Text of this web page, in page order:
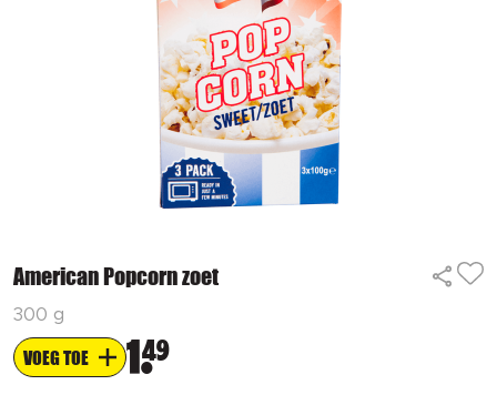
American Popcorn zoet
300 g
VOEG TOE 1 49